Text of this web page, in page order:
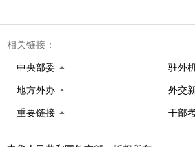
相关链接：
中央部委 驻外
地方外办 外交
重要链接 干部